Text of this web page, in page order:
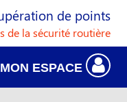
de points
de la sécurité routière
MON ESPACE